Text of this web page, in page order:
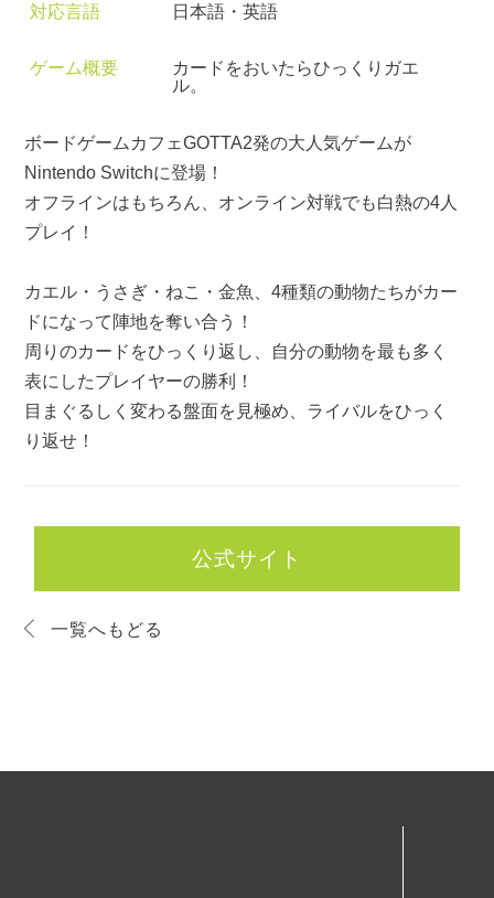
対応言語 日本語・英語
ゲーム概要
カードをおいたらひっくりガエ
ル。
ボードゲームカフェGOTTA2発の大人気ゲームが
Nintendo Switchに登場！
オフラインはもちろん、オンライン対戦でも白熱の4人
プレイ！
カエル・うさぎ・ねこ・金魚、4種類の動物たちがカー
ドになって陣地を奪い合う！
周りのカードをひっくり返し、自分の動物を最も多く
表にしたプレイヤーの勝利！
目まぐるしく変わる盤面を見極め、ライバルをひっく
り返せ！
公式サイト
一覧へもどる